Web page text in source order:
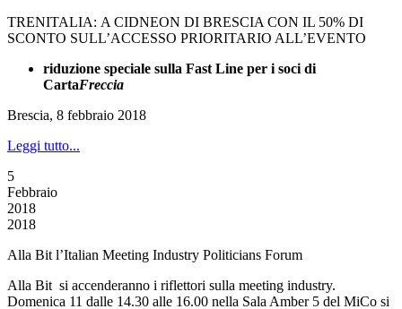
TRENITALIA: A CIDNEON DI BRESCIA CON IL 50% DI
SCONTO SULL’ACCESSO PRIORITARIO ALL’EVENTO
riduzione speciale sulla Fast Line per i soci di
CartaFreccia
Brescia, 8 febbraio 2018
Leggi tutto...
5
Febbraio
2018
2018
Alla Bit l’Italian Meeting Industry Politicians Forum
Alla Bit si accenderanno i riflettori sulla meeting industry.
Domenica 11 dalle 14.30 alle 16.00 nella Sala Amber 5 del MiCo si